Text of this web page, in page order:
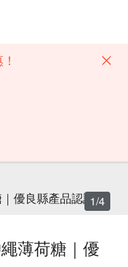
優良縣產品認證
薄荷糖｜優
1/4